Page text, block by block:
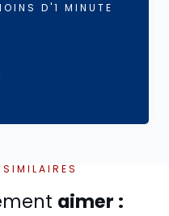
D'1 MINUTE
aimer :